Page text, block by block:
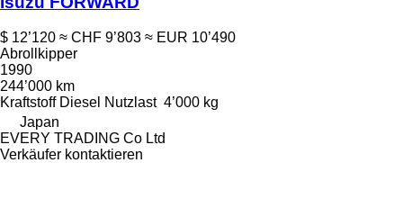
$ 12’120 ≈ CHF 9’803 ≈ EUR 10’490
Abrollkipper
1990
244’000 km
Kraftstoff Diesel Nutzlast 4’000 kg
Japan
EVERY TRADING Co Ltd
Verkäufer kontaktieren